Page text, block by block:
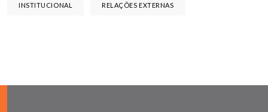
INSTITUCIONAL RELAÇÕES EXTERNAS